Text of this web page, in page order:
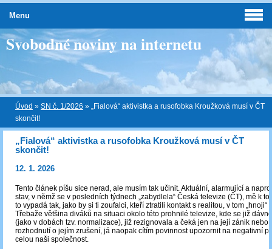
Svobodné noviny na internetu
Úvod » SN č. 1/2026 »
„Fialová“ aktivistka a rusofobka Kroužková musí v ČT
skončit!
„Fialová“ aktivistka a rusofobka Kroužková musí v ČT
skončit!
12. 1. 2026
Tento článek píšu sice nerad, ale musím tak učinit. Aktuální, alarmující a
stav, v němž se v posledních týdnech „zabydlela“ Česká televize (ČT), mě k
to vypadá tak, jako by si ti zoufalci, kteří ztratili kontakt s realitou, v tom „hnoji“
Třebaže většina diváků na situaci okolo této prohnilé televize, kde se již
(jako v dobách tzv. normalizace), již rezignovala a čeká jen na její zánik nebo
rozhodnutí o jejím zrušení, já naopak cítím povinnost upozornit na negativní
celou naši společnost.
Menu